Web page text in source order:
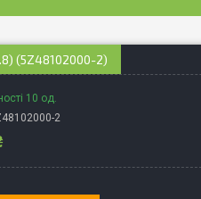
(5Z48102000-2)
10 од.
2